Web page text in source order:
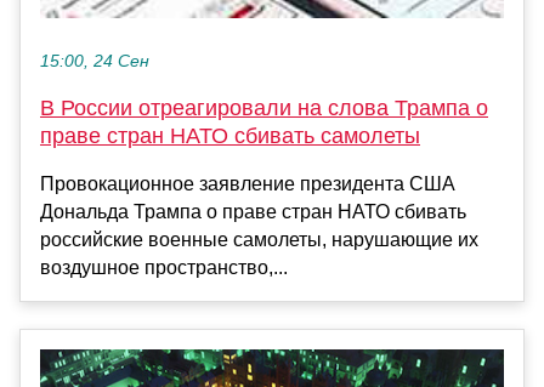
15:00, 24 Сен
В России отреагировали на слова Трампа о
праве стран НАТО сбивать самолеты
Провокационное заявление президента США
Дональда Трампа о праве стран НАТО сбивать
российские военные самолеты, нарушающие их
воздушное пространство,...